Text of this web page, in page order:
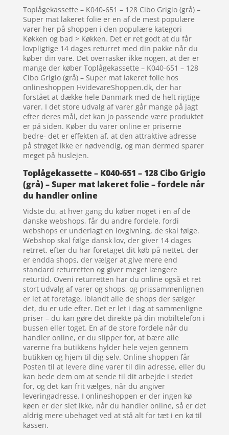
Toplågekassette – K040-651 – 128 Cibo Grigio (grå) –
Super mat lakeret folie er en af de mest populære
varer her på shoppen i den populære kategori
Køkken og bad > Køkken. Det er ret godt at du får
lovpligtige 14 dages returret med din pakke når du
køber din vare. Det overrasker ikke nogen, at der er
mange der køber Toplågekassette – K040-651 – 128
Cibo Grigio (grå) – Super mat lakeret folie hos
onlineshoppen HvidevareShoppen.dk, der har
forstået at dække hele Danmark med de helt rigtige
varer. I det store udvalg af varer går mange på jagt
efter deres mål, det kan jo passende være produktet
er på siden. Køber du varer online er priserne
bedre- det er effekten af, at den attraktive adresse
på strøget ikke er nødvendig, og man dermed sparer
meget på huslejen.
Toplågekassette – K040-651 – 128 Cibo Grigio
(grå) – Super mat lakeret folie – fordele når
du handler online
Vidste du, at hver gang du køber noget i en af de
danske webshops, får du andre fordele, fordi
webshops er underlagt en lovgivning, de skal følge.
Webshop skal følge dansk lov, der giver 14 dages
retrret. efter du har foretaget dit køb på nettet, der
er endda shops, der vælger at give mere end
standard returretten og giver meget længere
returtid. Oveni returretten har du online også et ret
stort udvalg af varer og shops, og prissammenlignen
er let at foretage, iblandt alle de shops der sælger
det, du er ude efter. Det er let i dag at sammenligne
priser – du kan gøre det direkte på din mobiltelefon i
bussen eller toget. En af de store fordele når du
handler online, er du slipper for, at bære alle
varerne fra butikkens hylder hele vejen gennem
butikken og hjem til dig selv. Online shoppen får
Posten til at levere dine varer til din adresse, eller du
kan bede dem om at sende til dit arbejde i stedet
for, og det kan frit vælges, når du angiver
leveringadresse. I onlineshoppen er der ingen kø
køen er der slet ikke, når du handler online, så er det
aldrig mere ubehaget ved at stå alt for tæt i en kø til
kassen.